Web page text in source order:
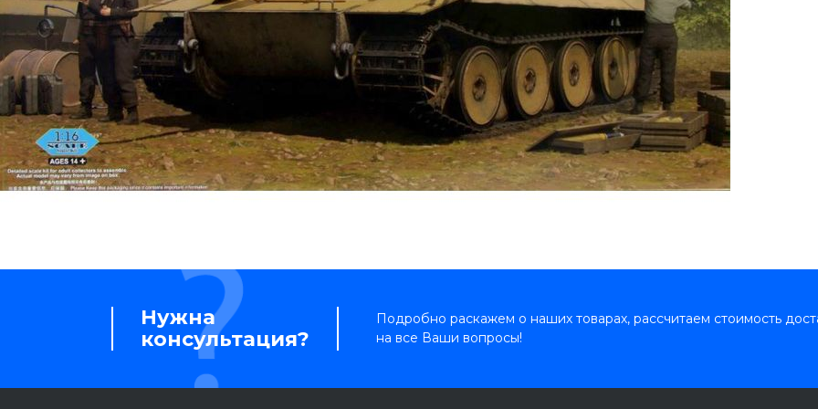
Нужна
консультация?
Подробно раскажем о наших товарах, рассчитаем стоимость
на все Ваши вопросы!